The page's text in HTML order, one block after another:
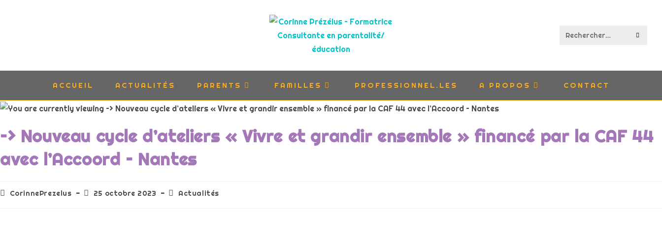
Rechercher
ACCUEIL ACTUALITÉS PARENTS FAMILLES PROFESSIONNEL.LES A PROPOS CONTACT
–> Nouveau cycle d’ateliers « Vivre et grandir ensemble » financé par la CAF 44
avec l’Accoord – Nantes
CorinnePrezelus 25 octobre 2023 Actualités